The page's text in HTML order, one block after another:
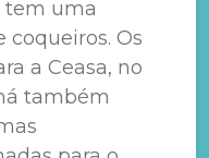
tem uma
Os
a Ceasa, no
também